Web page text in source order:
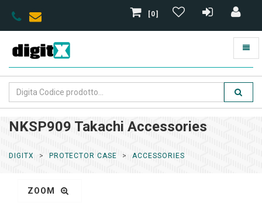
[0]
NKSP909 Takachi Accessories
DIGITX PROTECTOR CASE ACCESSORIES
ZOOM